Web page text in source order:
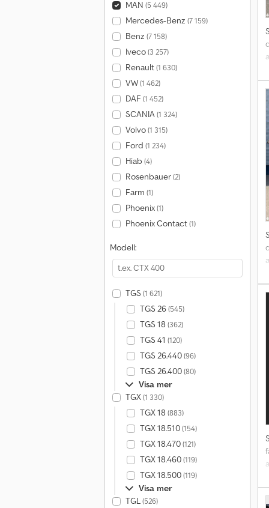
MAN (5 449)
Mercedes-Benz (7 159)
Benz (7 158)
Iveco(3 257)
Renault(1 630)
VW(1 462)
DAF (1 452)
SCANIA(1 324)
Volvo(1 315)
Ford (1 234)
Hiab (4)
Rosenbauer(2)
Farm (1)
Phoenix(1)
Phoenix Contact(1)
Modell:
TGS (1 621)
TGS 26(545)
TGS 18 (362)
TGS 41 (120)
TGS 26.440(96)
TGS 26.400(80)
Visa mer
TGX(1 330)
TGX 18 (883)
TGX 18.510(154)
TGX 18.470(121)
TGX 18.460(119)
TGX 18.500(119)
Visa mer
TGL(526)